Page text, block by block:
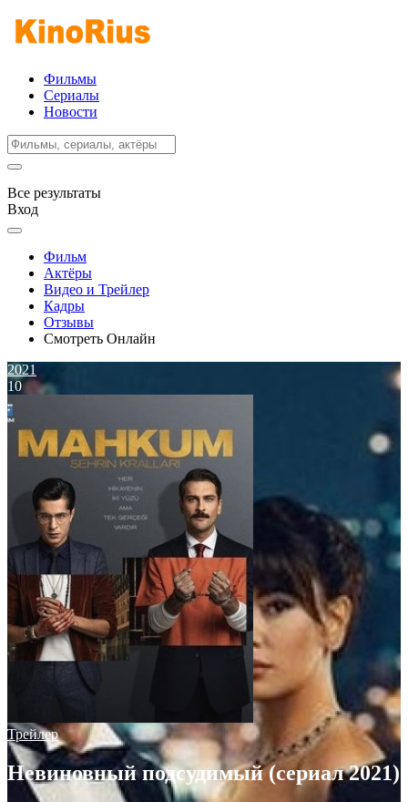
Фильмы
Сериалы
Новости
Все результаты
Вход
Фильм
Актёры
Видео и Трейлер
Кадры
Отзывы
Смотреть Онлайн
2021
10
Трейлер
Невиновный подсудимый (сериал 2021)